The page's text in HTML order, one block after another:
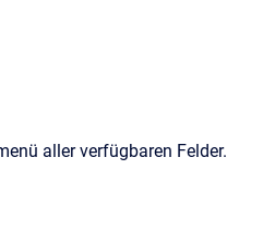
aller verfügbaren Felder.